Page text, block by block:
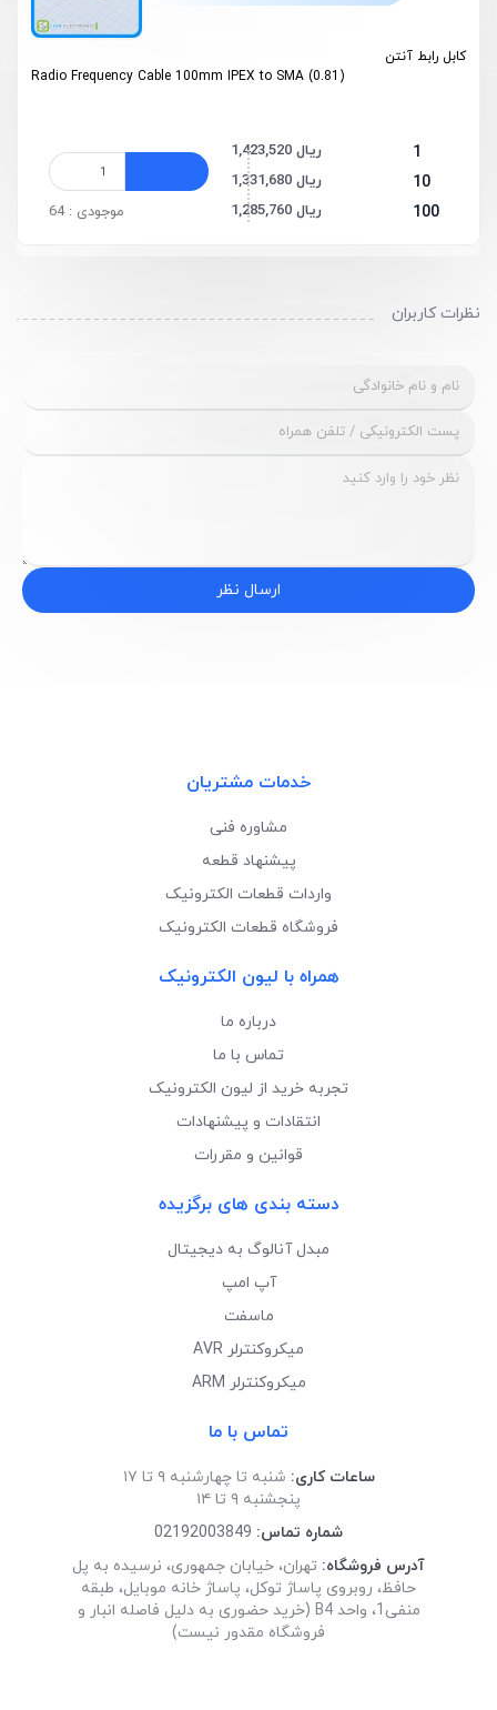
کابل رابط آنتن
Radio Frequency Cable 100mm IPEX to SMA (0.81)
1 1,423,520 ریال
10 1,331,680 ریال
100 1,285,760 ریال موجودی : 64
نظرات کاربران
ارسال نظر
خدمات مشتریان
مشاوره فنی
پیشنهاد قطعه
واردات قطعات الکترونیک
فروشگاه قطعات الکترونیک
همراه با لیون الکترونیک
درباره ما
تماس با ما
تجربه خرید از لیون الکترونیک
انتقادات و پیشنهادات
قوانین و مقررات
دسته بندی های برگزیده
مبدل آنالوگ به دیجیتال
آپ امپ
ماسفت
میکروکنترلر AVR
میکروکنترلر ARM
تماس با ما
ساعات کاری: شنبه تا چهارشنبه ۹ تا ۱۷
پنجشنبه ۹ تا ۱۴
شماره تماس: 02192003849
آدرس فروشگاه: تهران، خیابان جمهوری، نرسیده به پل
حافظ، روبروی پاساژ توکل، پاساژ خانه موبایل، طبقه
منفی1، واحد B4 (خرید حضوری به دلیل فاصله انبار و
فروشگاه مقدور نیست)